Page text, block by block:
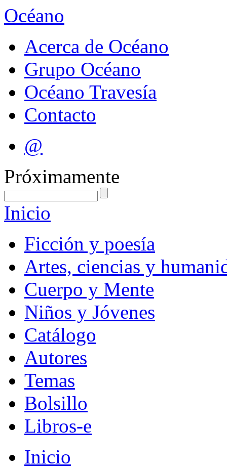
Océano
Acerca de Océano
Grupo Océano
Océano Travesía
Contacto
@
Próximamente
Inicio
Ficción y poesía
Artes, ciencias y
Cuerpo y Mente
Niños y Jóvenes
Catálogo
Autores
Temas
Bolsillo
Libros-e
Inicio